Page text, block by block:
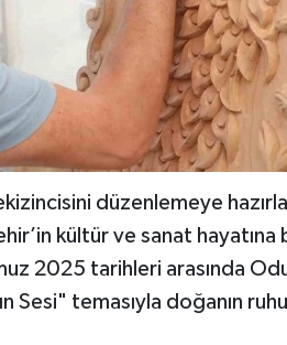
düzenlemeye
kültür ve sanat
2025 tarihleri arasında
Sesi" temasıyla doğanın